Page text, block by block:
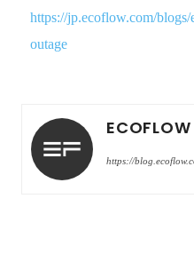
https://jp.ecoflow.com/
outage
ECOFLOW
https://